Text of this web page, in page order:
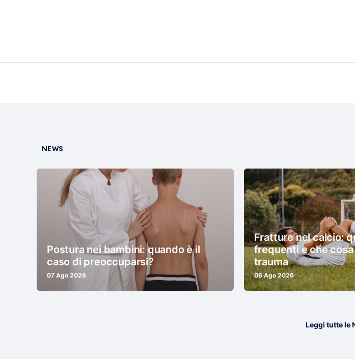
NEWS
Postura nei bambini: quando è il
caso di preoccuparsi?
07 Ago 2026
Fratture nel calcio:
frequenti e che
trauma
06 Ago 2026
Leggi tutte le